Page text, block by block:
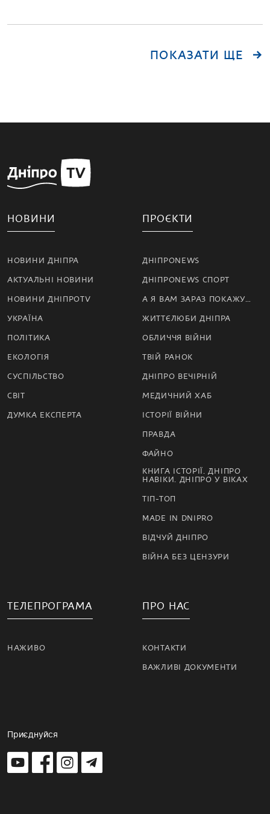
ПОКАЗАТИ ЩЕ
НОВИНИ
НОВИНИ ДНІПРА
АКТУАЛЬНІ НОВИНИ
НОВИНИ ДНІПРОTV
УКРАЇНА
ПОЛІТИКА
ЕКОЛОГІЯ
СУСПІЛЬСТВО
СВІТ
ДУМКА ЕКСПЕРТА
ПРОЄКТИ
ДНІПРОNEWS
ДНІПРОNEWS СПОРТ
А Я ВАМ ЗАРАЗ ПОКАЖУ…
ЖИТТЄЛЮБИ ДНІПРА
ОБЛИЧЧЯ ВІЙНИ
ТВІЙ РАНОК
ДНІПРО ВЕЧІРНІЙ
МЕДИЧНИЙ ХАБ
ІСТОРІЇ ВІЙНИ
ПРАВДА
ФАЙНО
КНИГА ІСТОРІЇ. ДНІПРО
НАВІКИ. ДНІПРО У ВІКАХ
ТІП-ТОП
MADE IN DNIPRO
ВІДЧУЙ ДНІПРО
ВІЙНА БЕЗ ЦЕНЗУРИ
ТЕЛЕПРОГРАМА
НАЖИВО
ПРО НАС
КОНТАКТИ
ВАЖЛИВІ ДОКУМЕНТИ
Приєднуйся